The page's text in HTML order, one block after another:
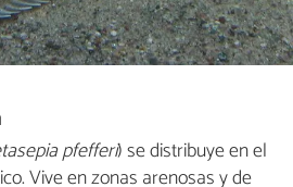
pfefferi) se distribuye en el
Vive en zonas arenosas y de